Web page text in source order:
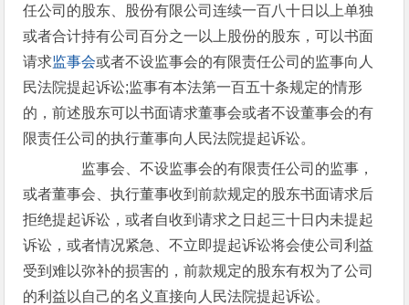
任公司的股东、股份有限公司连续一百八十日以上单独
或者合计持有公司百分之一以上股份的股东，可以书面
请求监事会或者不设监事会的有限责任公司的监事向人
民法院提起诉讼;监事有本法第一百五十条规定的情形
的，前述股东可以书面请求董事会或者不设董事会的有
限责任公司的执行董事向人民法院提起诉讼。
监事会、不设监事会的有限责任公司的监事，
或者董事会、执行董事收到前款规定的股东书面请求后
拒绝提起诉讼，或者自收到请求之日起三十日内未提起
诉讼，或者情况紧急、不立即提起诉讼将会使公司利益
受到难以弥补的损害的，前款规定的股东有权为了公司
的利益以自己的名义直接向人民法院提起诉讼。